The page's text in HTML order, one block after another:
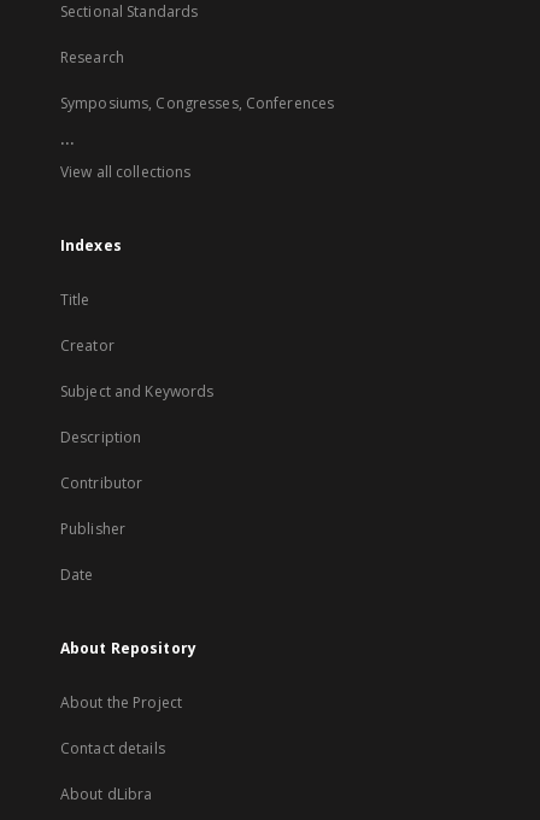
Sectional Standards
Research
Symposiums, Congresses, Conferences
...
View all collections
Indexes
Title
Creator
Subject and Keywords
Description
Contributor
Publisher
Date
About Repository
About the Project
Contact details
About dLibra